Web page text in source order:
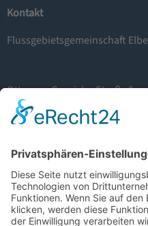
Kontakt
Flussgebietsgemeinschaft Elbe
Otto-von-Guericke-Straße 5
39104 Magedeburg
info@fgg-elbe.de
Weitere Informationen
Barrierefreiheit